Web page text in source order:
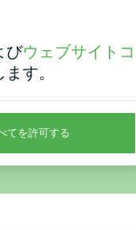
ュラーヒートポンプ
びウェブサイトコ
す。
てを許可する